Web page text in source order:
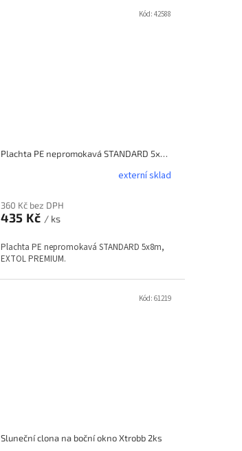
Plachta PE nepromokavá STANDARD 5x8m, EXTOL PREMIUM
externí sklad
360 Kč bez DPH
435 Kč / ks
Plachta PE nepromokavá STANDARD 5x8m,
EXTOL PREMIUM.
Kód: 42588
Sluneční clona na boční okno Xtrobb 2ks
Kód: 61219